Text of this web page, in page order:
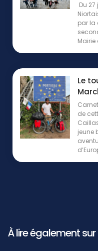
Du
par la
Mairie
Le
de
jeune
À lire également sur